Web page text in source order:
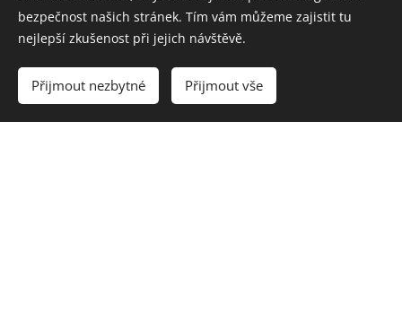
bezpečnost našich stránek. Tím vám můžeme zajistit tu
nejlepší zkušenost při jejich návštěvě.
Přijmout nezbytné Přijmout vše